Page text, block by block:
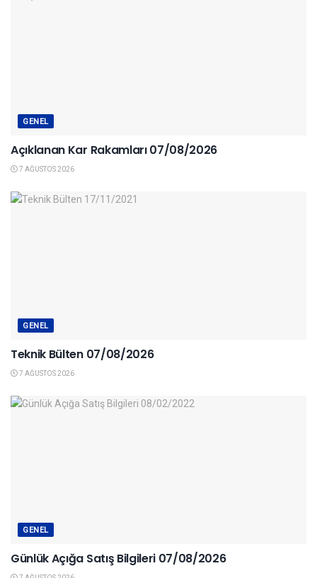
GENEL
Açıklanan Kar Rakamları 07/08/2026
7 AĞUSTOS 2026
GENEL
Teknik Bülten 07/08/2026
7 AĞUSTOS 2026
GENEL
Günlük Açığa Satış Bilgileri 07/08/2026